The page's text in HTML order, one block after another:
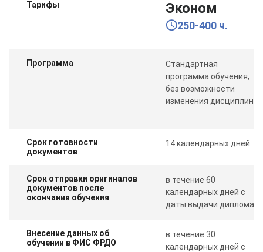
Тарифы Эконом
250-400 ч.
Программа
Стандартная
программа обучения,
без возможности
изменения дисциплин
Срок готовности
документов
14 календарных дней
Срок отправки оригиналов
документов после
окончания обучения
в течение 60
календарных дней с
даты выдачи диплома
Внесение данных об
обучении в ФИС ФРДО
в течение 30
календарных дней с